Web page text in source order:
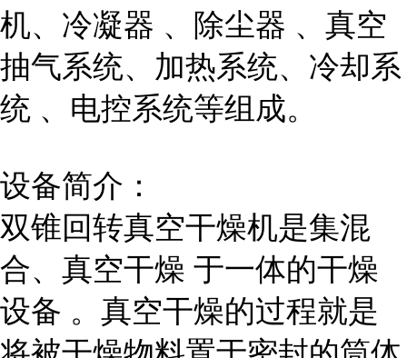
机、 冷凝器 、 除尘器 、真空
抽气系统、加热系统、 冷却系
统 、电控系统等组成。
设备简介：
双锥回转真空干燥机是集混
合、 真空干燥 于一体的干燥
设备 。真空干燥的过程就是